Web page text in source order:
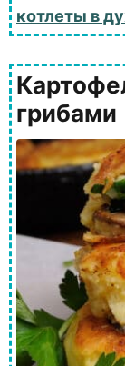
котлеты в
грибами